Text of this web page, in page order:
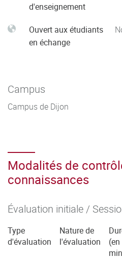
d'enseignement
Ouvert aux étudiants
en échange
Campus
Campus de Dijon
Modalités de
connaissances
Évaluation initiale /
Type
d'évaluation
Nature de
l'évaluation
(en